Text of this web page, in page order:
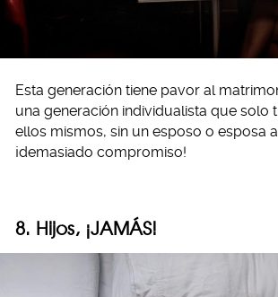
Esta generación tiene pavor al
una generación individualista que solo
ellos mismos, sin un esposo o esposa
¡demasiado compromiso!
8. Hijos, ¡JAMÁS!